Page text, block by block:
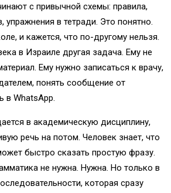
с привычной схемы: правила,
упражнения в тетради. Это понятно.
и кажется, что по-другому нельзя.
в Израиле другая задача. Ему не
Ему нужно записаться к врачу,
понять сообщение от
в WhatsApp.
в академическую дисциплину,
речь на потом. Человек знает, что
быстро сказать простую фразу.
не нужна. Нужна. Но только в
которая сразу